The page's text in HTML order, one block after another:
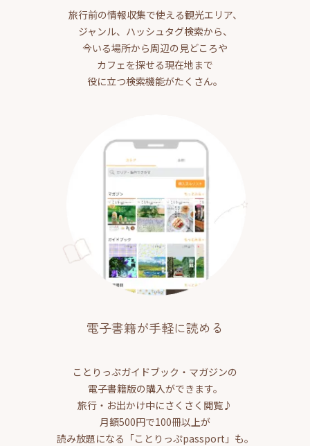
旅行前の情報収集で使える観光エリア、
ジャンル、ハッシュタグ検索から、
今いる場所から周辺の見どころや
カフェを探せる現在地まで
役に立つ検索機能がたくさん。
電子書籍が手軽に読める
ことりっぷガイドブック・マガジンの
電子書籍版の購入ができます。
旅行・お出かけ中にさくさく閲覧♪
月額500円で100冊以上が
読み放題になる「ことりっぷpassport」も。